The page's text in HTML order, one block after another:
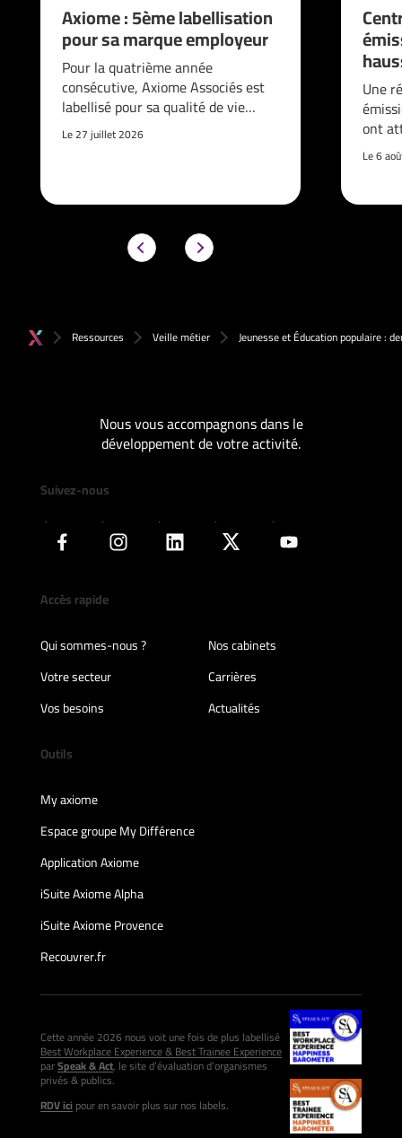
Axiome : 5ème labellisation
pour sa marque employeur
Pour la quatrième année
consécutive, Axiome Associés est
labellisé pour sa qualité de vie…
Le 27 juillet 2026
Une
ont
Le 6
Ressources Veille métier Jeunesse et Éducation populaire :
Nous vous accompagnons dans le
développement de votre activité.
Suivez-nous
Accès rapide
Qui sommes-nous ?
Nos cabinets
Votre secteur
Carrières
Vos besoins
Actualités
Outils
My axiome
Espace groupe My Différence
Application Axiome
iSuite Axiome Alpha
iSuite Axiome Provence
Recouvrer.fr
Cette année 2026 nous voit une fois de plus labellisé
Best Workplace Experience & Best Trainee Experience
parSpeak & Act, le site d’évaluation d’organismes
privés & publics.
RDV icipour en savoir plus sur nos labels.